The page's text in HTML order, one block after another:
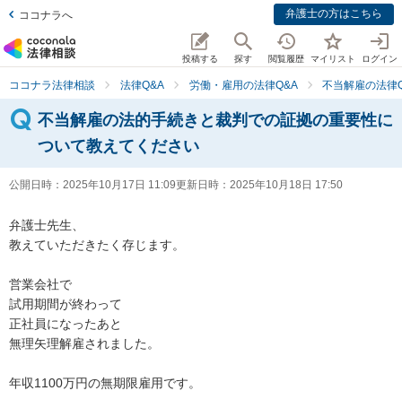
ココナラへ 弁護士の方はこちら
投稿する 探す 閲覧履歴 マイリスト ログイン
ココナラ法律相談 法律Q&A 労働・雇用の法律Q&A 不当解雇の法律
不当解雇の法的手続きと裁判での証拠の重要性に
ついて教えてください
公開日時： 2025年10月17日 11:09更新日時： 2025年10月18日 17:50
弁護士先生、
教えていただきたく存じます。
営業会社で
試用期間が終わって
正社員になったあと
無理矢理解雇されました。
年収1100万円の無期限雇用です。